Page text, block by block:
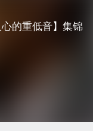
的重低音】集锦